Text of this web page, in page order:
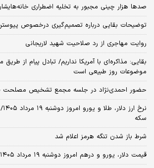
صدها هزار چینی مجبور به تخلیه اضطراری
توضیحات بقایی درباره تصمیم‌گیری درخصوص
روایت مهاجری از رد صلاحیت شهید لاریجانی
بقایی: مذاکره‌ای با آمریکا نداریم/ تبادل پیام از
موضوعات روز طبیعی است
حضور احمدی‌نژاد در جلسه مجمع تشخیص مصلحت
سکه
شرط باز شدن تنگه هرمز اعلام شد
قیمت دلار، یورو و درهم امروز دوشنبه ۱۹ مرداد ۱۴۰۵ |کاهش قیمت دلار